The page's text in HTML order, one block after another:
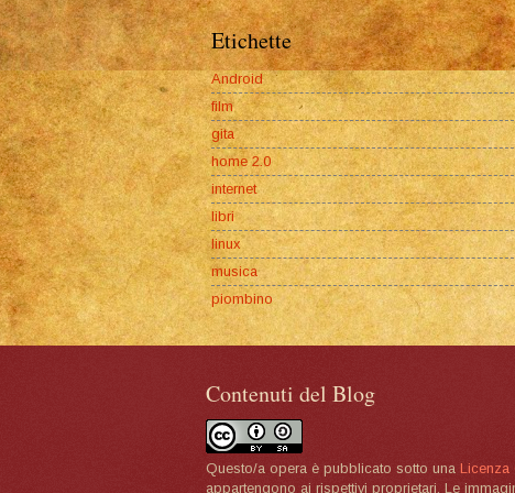
Etichette
Android
film
gita
home 2.0
internet
libri
linux
musica
piombino
Contenuti del Blog
Questo/a opera è pubblicato sotto una Licenza
appartengono ai rispettivi proprietari. Le